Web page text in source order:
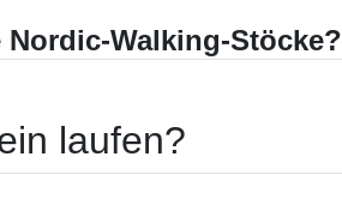
Nordic-Walking-Stöcke?
laufen?